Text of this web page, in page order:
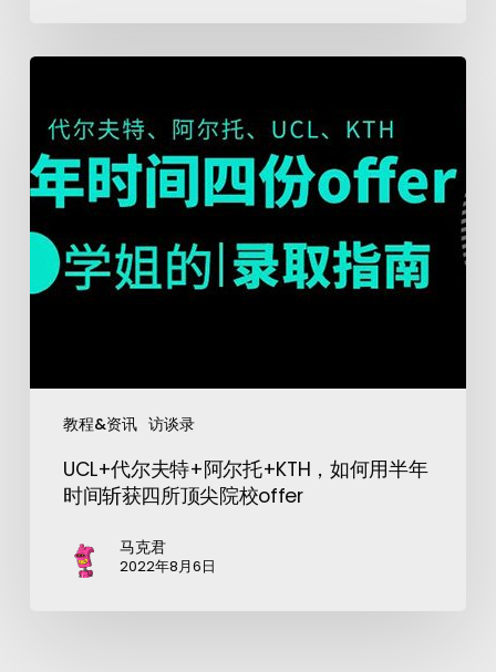
教程&资讯 访谈录
UCL+代尔夫特+阿尔托+KTH，如何用半年
时间斩获四所顶尖院校offer
马克君
2022年8月6日